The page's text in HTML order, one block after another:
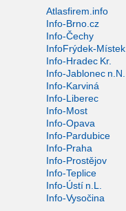
Atlasfirem.info
Info-Brno.cz
Info-Čechy
InfoFrýdek-Místek
Info-Hradec Kr.
Info-Jablonec n.N.
Info-Karviná
Info-Liberec
Info-Most
Info-Opava
Info-Pardubice
Info-Praha
Info-Prostějov
Info-Teplice
Info-Ústí n.L.
Info-Vysočina